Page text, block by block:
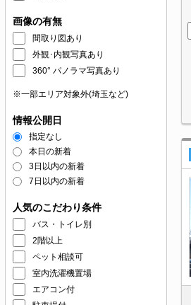
画像の有無
間取り図あり
外観･内観写真あり
360° パノラマ写真あり
※一部エリア対象外(埼玉など)
情報公開日
指定なし
本日の新着
3日以内の新着
7日以内の新着
人気のこだわり条件
バス・トイレ別
2階以上
ペット相談可
室内洗濯機置場
エアコン付